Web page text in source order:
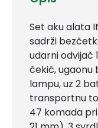
Set aku alata
sadrži
udarni odvijač
čekić, ugaonu
lampu, uz 2
transportnu
47 komada